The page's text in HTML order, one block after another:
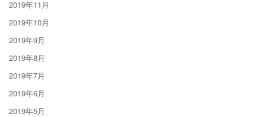
2019年11月
2019年10月
2019年9月
2019年8月
2019年7月
2019年6月
2019年5月